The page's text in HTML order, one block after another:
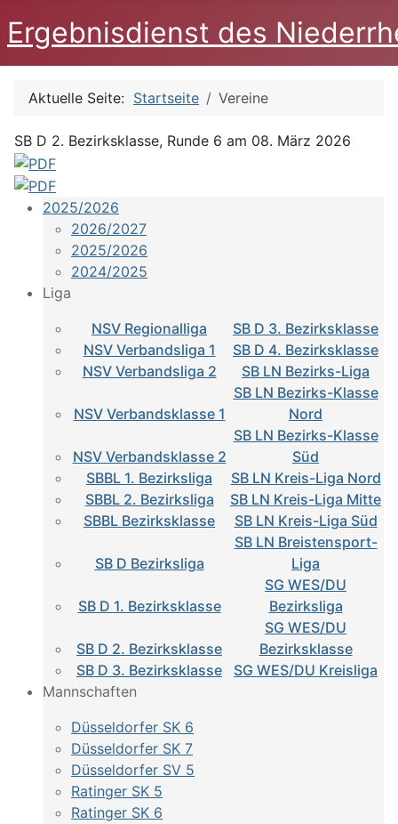
Ergebnisdienst des
Aktuelle Seite: Startseite Vereine
SB D 2. Bezirksklasse, Runde 6 am 08. März 2026
2025/2026
2026/2027
2025/2026
2024/2025
Liga
NSV Regionalliga
SB D 3. Bezirksklasse
NSV Verbandsliga 1
SB D 4. Bezirksklasse
NSV Verbandsliga 2
SB LN Bezirks-Liga
NSV Verbandsklasse 1
SB LN Bezirks-Klasse
Nord
NSV Verbandsklasse 2
SB LN Bezirks-Klasse
Süd
SBBL 1. Bezirksliga
SB LN Kreis-Liga Nord
SBBL 2. Bezirksliga
SB LN Kreis-Liga Mitte
SBBL Bezirksklasse
SB LN Kreis-Liga Süd
SB D Bezirksliga
SB LN Breistensport-
Liga
SB D 1. Bezirksklasse
SG WES/DU
Bezirksliga
SB D 2. Bezirksklasse
SG WES/DU
Bezirksklasse
SB D 3. Bezirksklasse
SG WES/DU Kreisliga
Mannschaften
Düsseldorfer SK 6
Düsseldorfer SK 7
Düsseldorfer SV 5
Ratinger SK 5
Ratinger SK 6